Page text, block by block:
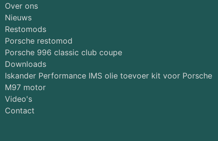
Over ons
Nieuws
Restomods
Porsche restomod
Porsche 996 classic club coupe
Downloads
Iskander Performance IMS olie toevoer kit voor Porsche
M97 motor
Video's
Contact